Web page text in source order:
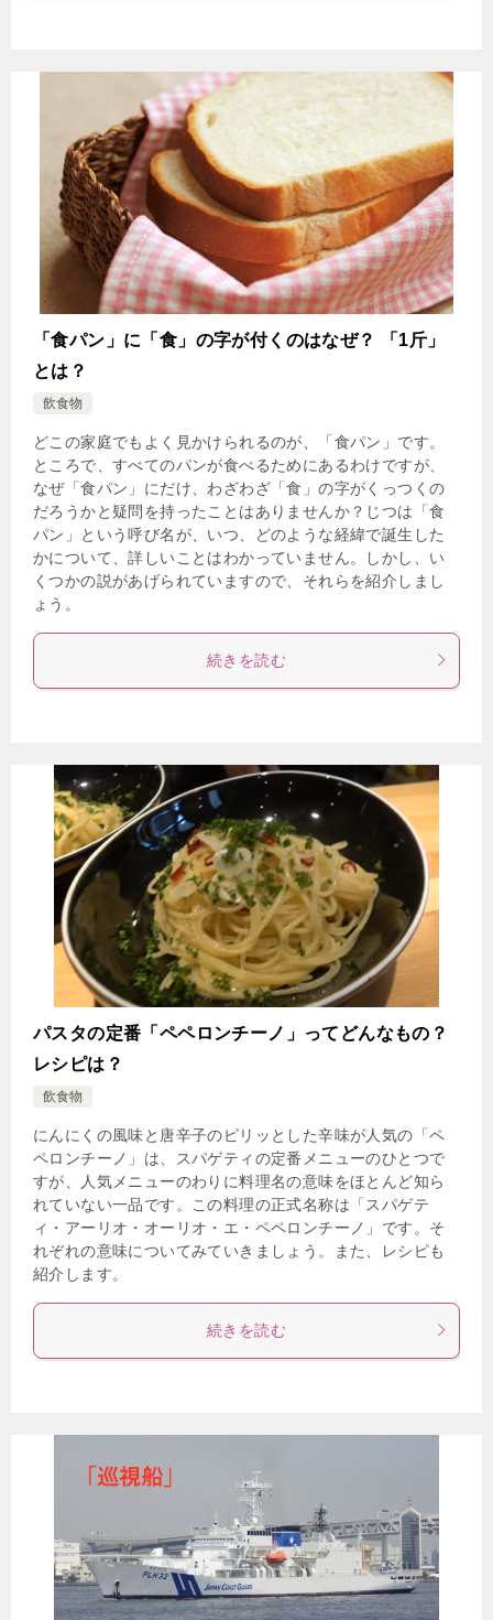
「食パン」に「食」の字が付くのはなぜ？ 「1斤」
とは？
飲食物
どこの家庭でもよく見かけられるのが、「食パン」です。
ところで、すべてのパンが食べるためにあるわけですが、
なぜ「食パン」にだけ、わざわざ「食」の字がくっつくの
だろうかと疑問を持ったことはありませんか？じつは「食
パン」という呼び名が、いつ、どのような経緯で誕生した
かについて、詳しいことはわかっていません。しかし、い
くつかの説があげられていますので、それらを紹介しまし
ょう。
続きを読む
パスタの定番「ペペロンチーノ」ってどんなもの？
レシピは？
飲食物
にんにくの風味と唐辛子のピリッとした辛味が人気の「ペ
ペロンチーノ」は、スパゲティの定番メニューのひとつで
すが、人気メニューのわりに料理名の意味をほとんど知ら
れていない一品です。この料理の正式名称は「スパゲテ
ィ・アーリオ・オーリオ・エ・ペペロンチーノ」です。そ
れぞれの意味についてみていきましょう。また、レシピも
紹介します。
続きを読む